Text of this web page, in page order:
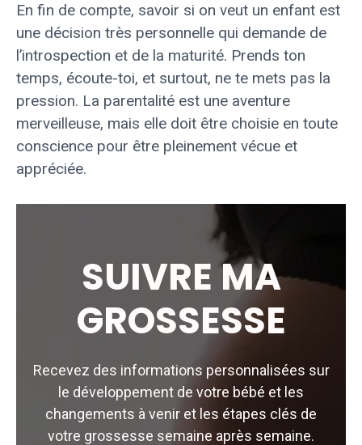
En fin de compte, savoir si on veut un enfant est
une décision très personnelle qui demande de
l’introspection et de la maturité. Prends ton
temps, écoute-toi, et surtout, ne te mets pas la
pression. La parentalité est une aventure
merveilleuse, mais elle doit être choisie en toute
conscience pour être pleinement vécue et
appréciée.
SUIVRE MA
GROSSESSE
Recevez des informations personnalisées sur
le développement de votre bébé et les
changements à venir et les étapes clés de
votre grossesse semaine après semaine.